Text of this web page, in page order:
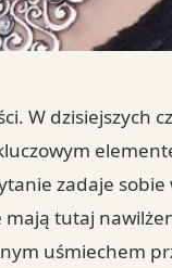
W dzisiejszych
zadaje
tutaj
uśmiechem